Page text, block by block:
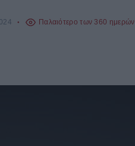
Παλαιότερο των 360 ημερών